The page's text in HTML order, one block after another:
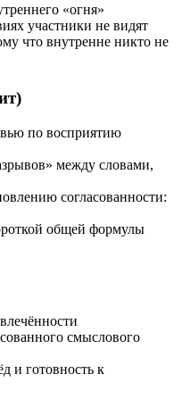
«огня»
участники не видят
что внутренне никто не
по восприятию
между словами,
согласованности:
общей формулы
смыслового
и готовность к